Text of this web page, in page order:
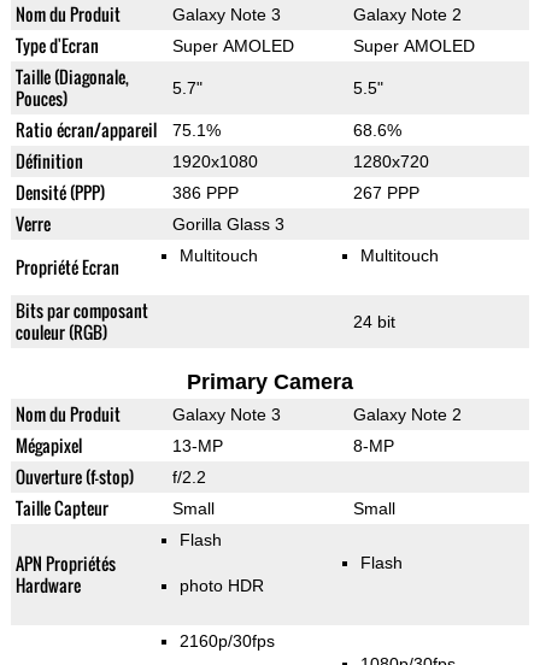
Nom du Produit Galaxy Note 3 Galaxy Note 2
Type d'Ecran Super AMOLED Super AMOLED
Taille (Diagonale,
Pouces)
5.7" 5.5"
Ratio écran/appareil 75.1% 68.6%
Définition 1920x1080 1280x720
Densité (PPP) 386 PPP 267 PPP
Verre Gorilla Glass 3
Propriété Ecran Multitouch Multitouch
Bits par composant
couleur (RGB)
24 bit
Primary Camera
Nom du Produit Galaxy Note 3 Galaxy Note 2
Mégapixel 13-MP 8-MP
Ouverture (f-stop) f/2.2
Taille Capteur Small Small
APN Propriétés
Hardware
Flash
photo HDR
Flash
2160p/30fps